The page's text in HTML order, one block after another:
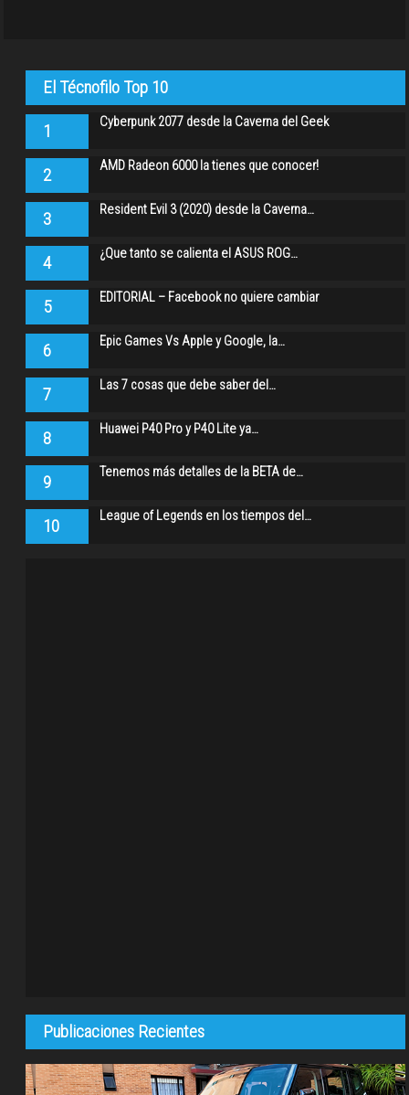
El Técnofilo Top 10
1 Cyberpunk 2077 desde la Caverna del Geek
2 AMD Radeon 6000 la tienes que conocer!
3 Resident Evil 3 (2020) desde la Caverna…
4 ¿Que tanto se calienta el ASUS ROG…
5 EDITORIAL – Facebook no quiere cambiar
6 Epic Games Vs Apple y Google, la…
7 Las 7 cosas que debe saber del…
8 Huawei P40 Pro y P40 Lite ya…
9 Tenemos más detalles de la BETA de…
10 League of Legends en los tiempos del…
Publicaciones Recientes